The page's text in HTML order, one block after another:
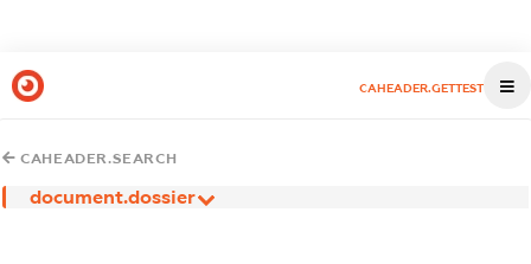
CAHEADER.GETTEST
CAHEADER.SEARCH
document.dossier